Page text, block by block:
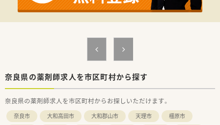
奈良県の薬剤師求人を市区町村から探す
奈良県の薬剤師求人を市区町村からお探しいただけます。
奈良市 大和高田市 大和郡山市 天理市
橿原市